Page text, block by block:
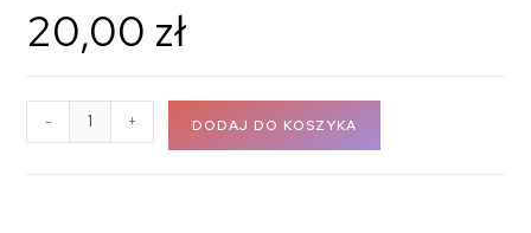
20,00 zł
- + DODAJ DO KOSZYKA